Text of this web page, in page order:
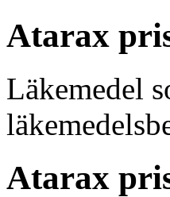
Atarax
Läkemedel
Atarax